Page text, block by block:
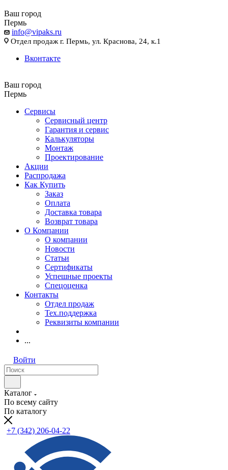
Ваш город
Пермь
info@vipaks.ru
Отдел продаж г. Пермь, ул. Краснова, 24, к.1
Вконтакте
Ваш город
Пермь
Сервисы
Сервисный центр
Гарантия и сервис
Калькуляторы
Монтаж
Проектирование
Акции
Распродажа
Как Купить
Заказ
Оплата
Доставка товара
Возврат товара
О Компании
О компании
Новости
Статьи
Сертификаты
Успешные проекты
Спецоценка
Контакты
Отдел продаж
Тех.поддержка
Реквизиты компании
...
Войти
Каталог
По всему сайту
По каталогу
+7 (342) 206-04-22